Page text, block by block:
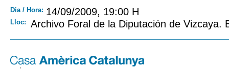
Dia / Hora: 14/09/2009, 19:00 H
Lloc: Archivo Foral de la Diputación de Vizcaya.